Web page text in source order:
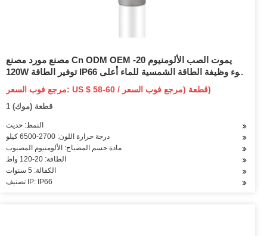
مصنع مورد مصنع Cn ODM OEM يموت الصب الألومنيوم 20-
120W توفير الطاقة IP66 ضوء وظيفة الطاقة الشمسية للماء أعلى
حديقة ضوء الإسكان LED ضوء الشارع
مرجع فوب السعر: US $ 58-60 / قطعة (مرجع فوب السعر)
1 قطعة (موك)
النمط: حديث
درجة حرارة اللون: 2700-6500 كيلو
مادة جسم المصباح: الألومنيوم المصبوب
الطاقة: 20-120 واط
الكفالة: 5 سنوات
تصنيف IP: IP66